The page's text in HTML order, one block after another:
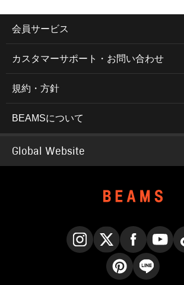
会員サービス
カスタマーサポート・お問い合わせ
規約・方針
BEAMSについて
Global Website